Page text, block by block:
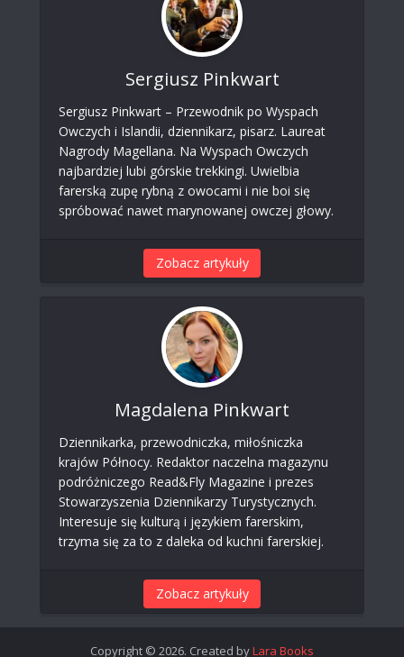
Sergiusz Pinkwart
Sergiusz Pinkwart – Przewodnik po Wyspach
Owczych i Islandii, dziennikarz, pisarz. Laureat
Nagrody Magellana. Na Wyspach Owczych
najbardziej lubi górskie trekkingi. Uwielbia
farerską zupę rybną z owocami i nie boi się
spróbować nawet marynowanej owczej głowy.
Zobacz artykuły
Magdalena Pinkwart
Dziennikarka, przewodniczka, miłośniczka
krajów Północy. Redaktor naczelna magazynu
podróżniczego Read&Fly Magazine i prezes
Stowarzyszenia Dziennikarzy Turystycznych.
Interesuje się kulturą i językiem farerskim,
trzyma się za to z daleka od kuchni farerskiej.
Zobacz artykuły
Copyright © 2026. Created byLara Books